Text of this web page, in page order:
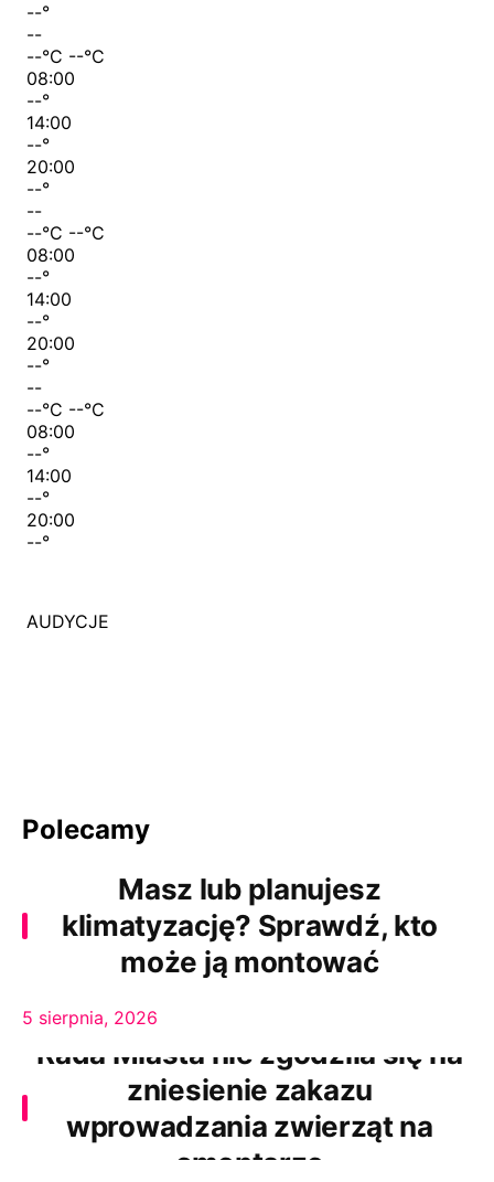
--°
--
--°C --°C
08:00
--°
14:00
--°
20:00
--°
--
--°C --°C
08:00
--°
14:00
--°
20:00
--°
--
--°C --°C
08:00
--°
14:00
--°
20:00
--°
AUDYCJE
Polecamy
Masz lub planujesz
klimatyzację? Sprawdź, kto
może ją montować
5 sierpnia, 2026
Rada Miasta nie zgodziła się na
zniesienie zakazu
wprowadzania zwierząt na
cmentarze